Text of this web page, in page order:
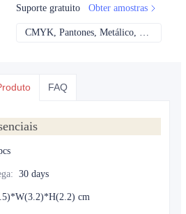
Suporte gratuito
Obter amostras
CMYK, Pantones, Metálico, Cor direta etc
FAQ
: 30 days
cm